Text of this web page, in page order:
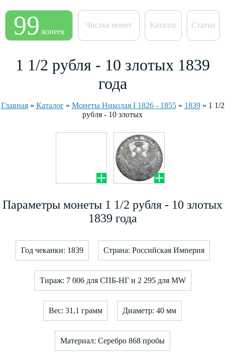
99 копеек
Чистка монет Каталог Статьи
1 1/2 рубля - 10 злотых 1839
года
Главная» Каталог» Монеты Николая I 1826 - 1855» 1839» 1 1/2
рубля - 10 злотых
Параметры монеты 1 1/2 рубля - 10 злотых
1839 года
Год чеканки: 1839 Страна: Российская Империя
Тираж: 7 006 для СПБ-НГ и 2 295 для MW
Вес: 31,1 грамм Диаметр: 40 мм
Материал: Серебро 868 пробы